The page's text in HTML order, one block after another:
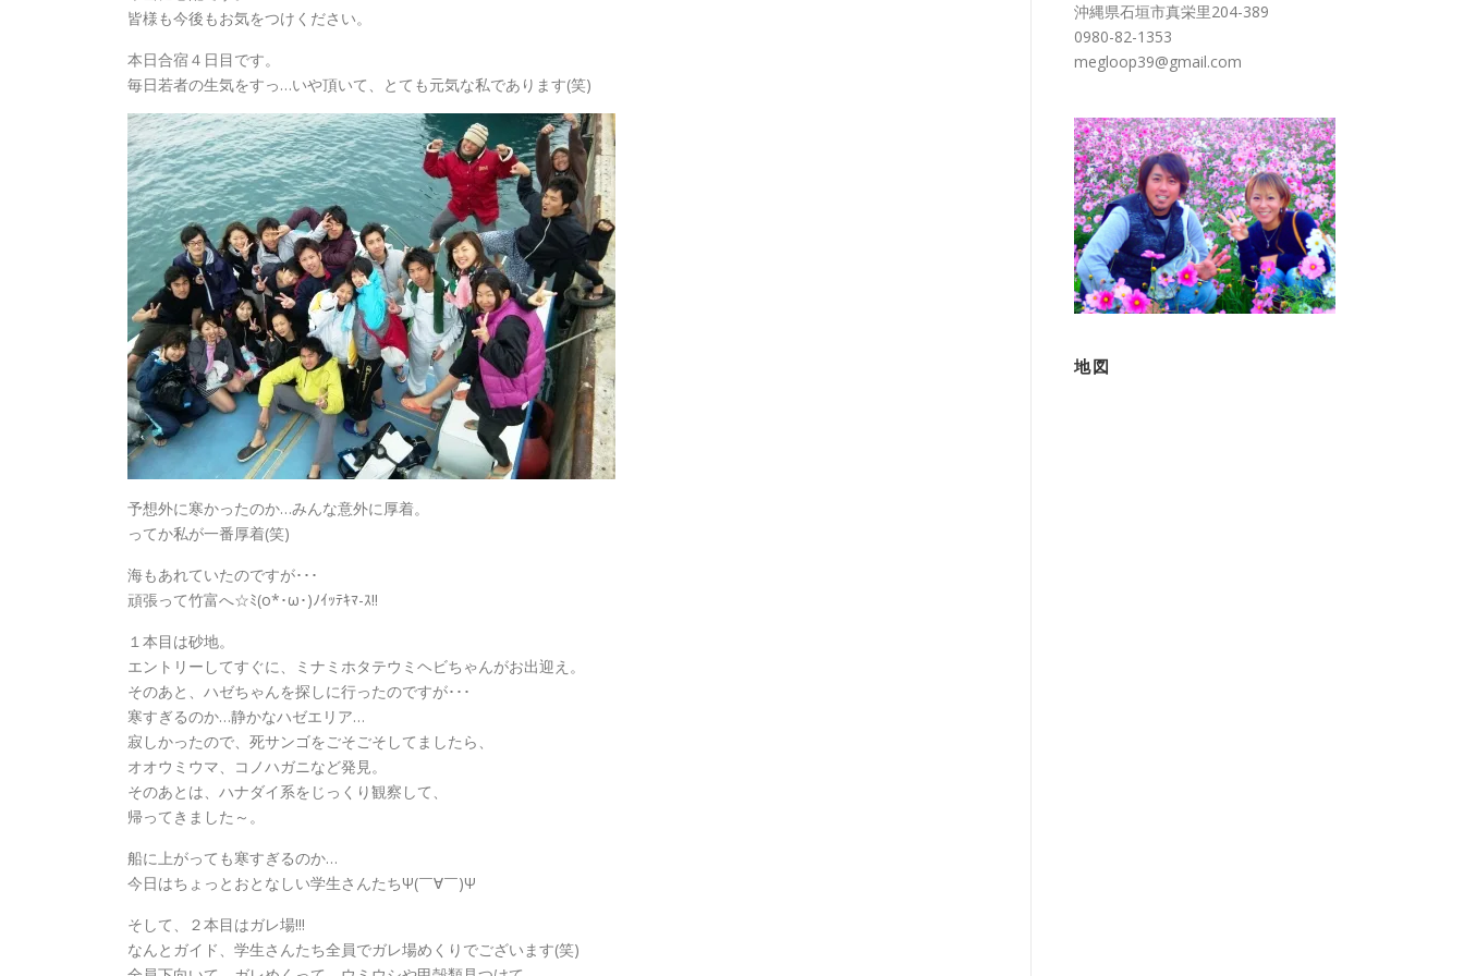
皆様も今後もお気をつけください。
本日合宿４日目です。
毎日若者の生気をすっ…いや頂いて、とても元気な私であります(笑)
予想外に寒かったのか…みんな意外に厚着。
ってか私が一番厚着(笑)
海もあれていたのですが･･･
頑張って竹富へ☆ﾐ(o*･ω･)ﾉｲｯﾃｷﾏ-ｽ!!
１本目は砂地。
エントリーしてすぐに、ミナミホタテウミヘビちゃんがお出迎え。
そのあと、ハゼちゃんを探しに行ったのですが･･･
寒すぎるのか…静かなハゼエリア…
寂しかったので、死サンゴをごそごそしてましたら、
オオウミウマ、コノハガニなど発見。
そのあとは、ハナダイ系をじっくり観察して、
帰ってきました～。
船に上がっても寒すぎるのか…
今日はちょっとおとなしい学生さんたちΨ(￣∀￣)Ψ
そして、２本目はガレ場!!!
なんとガイド、学生さんたち全員でガレ場めくりでございます(笑)
沖縄県石垣市真栄里204-389
0980-82-1353
megloop39@gmail.com
地図